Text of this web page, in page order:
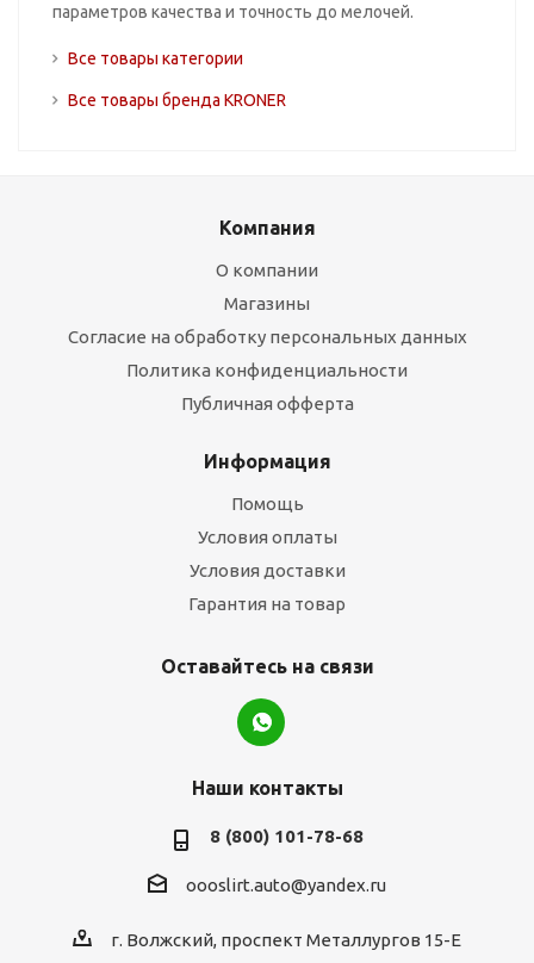
параметров качества и точность до мелочей.
Все товары категории
Все товары бренда KRONER
Компания
О компании
Магазины
Согласие на обработку персональных данных
Политика конфиденциальности
Публичная офферта
Информация
Помощь
Условия оплаты
Условия доставки
Гарантия на товар
Оставайтесь на связи
Наши контакты
8 (800) 101-78-68
oooslirt.auto@yandex.ru
г. Волжский, проспект Металлургов 15-Е